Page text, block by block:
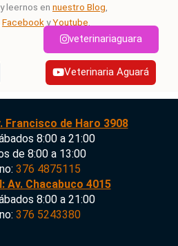
leernos en nuestro Blog
FacebookyYoutube
veterinariaguara
Veterinaria Aguará
Francisco de Haro 3908
8:00 a 21:00
de 8:00 a 13:00
376 4875115
Av. Chacabuco 4015
8:00 a 21:00
376 5243380